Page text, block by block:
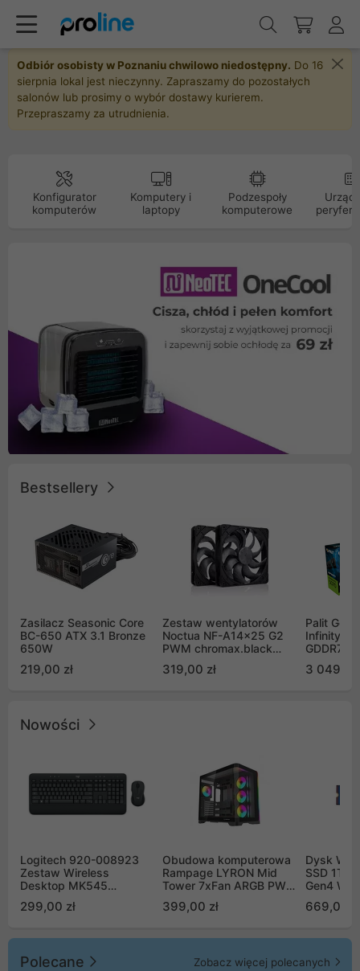
Odbiór osobisty w Poznaniu chwilowo niedostępny. Do 16
sierpnia lokal jest nieczynny. Zapraszamy do pozostałych
salonów lub prosimy o wybór dostawy kurierem.
Przepraszamy za utrudnienia.
Konfigurator
komputerów
Komputery i
laptopy
Podzespoły
komputerowe
Bestsellery
Zasilacz Seasonic Core
BC-650 ATX 3.1 Bronze
650W
219,00 zł
Zestaw wentylatorów
Noctua NF-A14x25 G2
PWM chromax.black
Push Pull (2szt)
319,00 zł
Palit
Infinity 3
GDDR7
GB2050S)
3 049,00
Nowości
Logitech 920-008923
Zestaw Wireless
Desktop MK545
299,00 zł
Obudowa komputerowa
Rampage LYRON Mid
Tower 7xFan ARGB PWM
399,00 zł
Dysk WD
SSD 1TB
Gen4
669,00
Polecane Zobacz więcej polecanych